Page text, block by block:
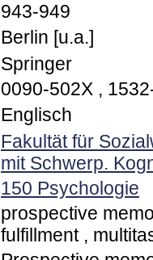
943-949
Berlin [u.a.]
Springer
0090-502X ,
Englisch
Fakultät für
mit Schwerp.
150 Psychologie
prospective
fulfillment ,